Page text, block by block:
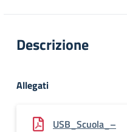
Descrizione
Allegati
USB_Scuola_–